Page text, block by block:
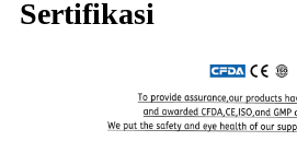
Sertifikasi